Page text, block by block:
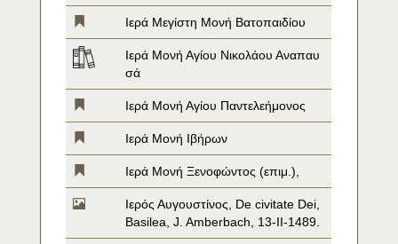
Ιερά Μεγίστη Μονή Βατοπαιδίου
Ιερά Μονή Αγίου Νικολάου Αναπαυ
σά
Ιερά Μονή Αγίου Παντελεήμονος
Ιερά Μονή Ιβήρων
Ιερά Μονή Ξενοφώντος (επιμ.),
Ιερός Αυγουστίνος, De civitate Dei,
Basilea, J. Amberbach, 13-II-1489.